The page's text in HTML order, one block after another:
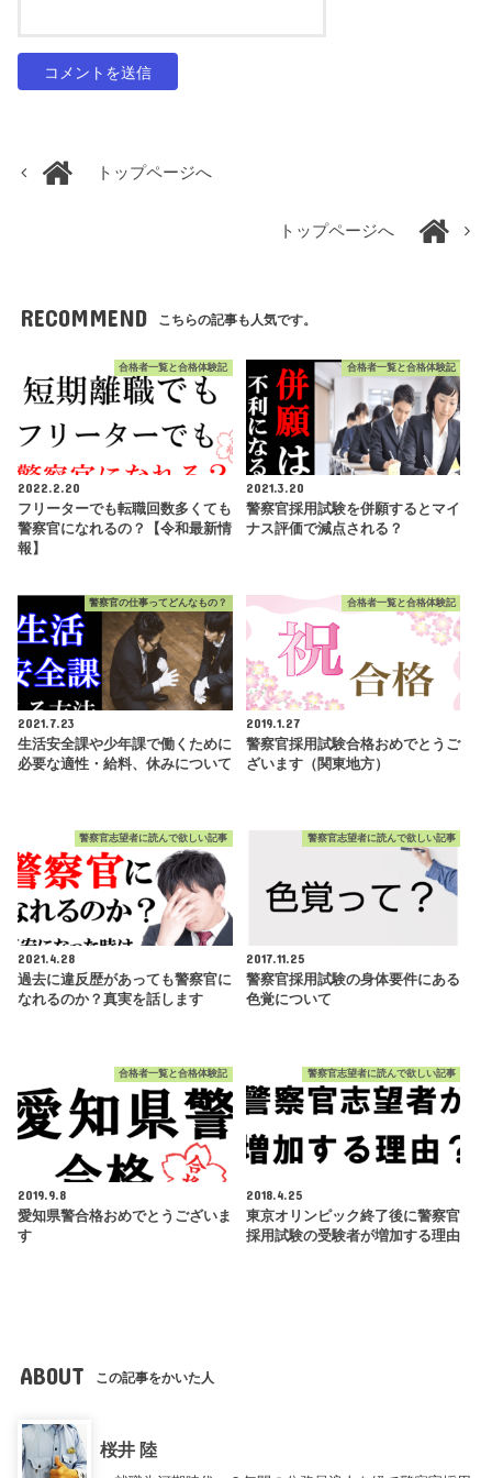
トップページへ
トップページへ
RECOMMEND こちらの記事も人気です。
合格者一覧と合格体験記
2022.2.20
フリーターでも転職回数多くても
警察官になれるの？【令和最新情
報】
合格者一覧と合格体験記
2021.3.20
警察官採用試験を併願するとマイ
ナス評価で減点される？
警察官の仕事ってどんなもの？
2021.7.23
生活安全課や少年課で働くために
必要な適性・給料、休みについて
合格者一覧と合格体験記
2019.1.27
警察官採用試験合格おめでとうご
ざいます（関東地方）
警察官志望者に読んで欲しい記事
2021.4.28
過去に違反歴があっても警察官に
なれるのか？真実を話します
警察官志望者に読んで欲しい記事
2017.11.25
警察官採用試験の身体要件にある
色覚について
合格者一覧と合格体験記
2019.9.8
愛知県警合格おめでとうございま
す
警察官志望者に読んで欲しい記事
2018.4.25
東京オリンピック終了後に警察官
採用試験の受験者が増加する理由
ABOUT この記事をかいた人
桜井 陸